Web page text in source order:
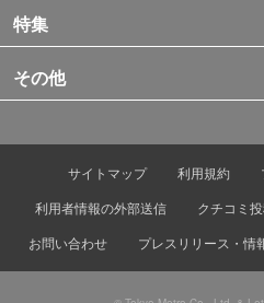
特集
その他
サイトマップ 利用規約
利用者情報の外部送信
クチコミ
お問い合わせ
プレスリリース・情